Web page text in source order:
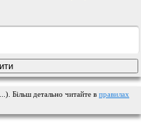
Більш детально читайте в правилах